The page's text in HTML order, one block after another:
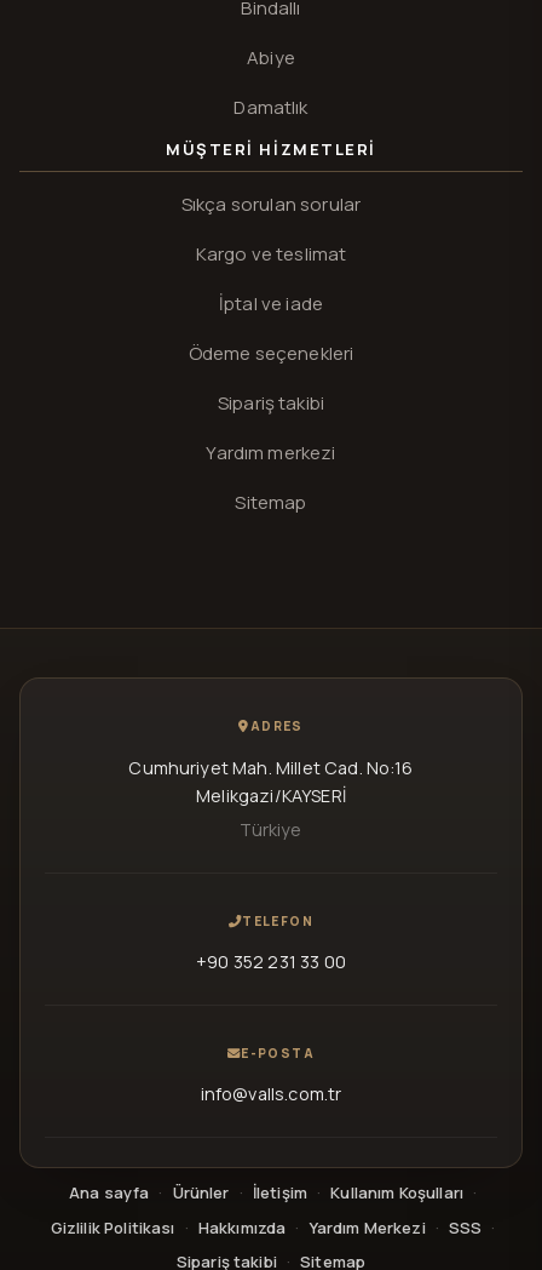
Bindallı
Abiye
Damatlık
MÜŞTERI HIZMETLERI
Sıkça sorulan sorular
Kargo ve teslimat
İptal ve iade
Ödeme seçenekleri
Sipariş takibi
Yardım merkezi
Sitemap
ADRES
Cumhuriyet Mah. Millet Cad. No:16
Melikgazi/KAYSERİ
Türkiye
TELEFON
+90 352 231 33 00
E-POSTA
info@valls.com.tr
Ana sayfa · Ürünler · İletişim · Kullanım Koşulları ·
Gizlilik Politikası
· Hakkımızda · Yardım Merkezi · SSS ·
Sipariş takibi · Sitemap